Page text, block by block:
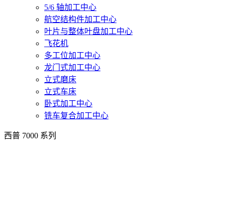
5/6 轴加工中心
航空结构件加工中心
叶片与整体叶盘加工中心
飞花机
多工位加工中心
龙门式加工中心
立式磨床
立式车床
卧式加工中心
铣车复合加工中心
西普 7000 系列